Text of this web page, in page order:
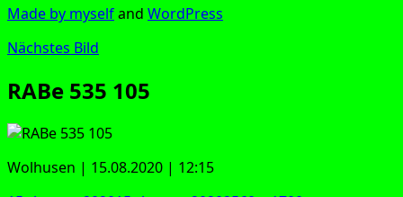
Made by mys­elfand Word­Press
Nächstes Bild
RABe 535 105
Wol­husen | 15.08.2020 | 12:15